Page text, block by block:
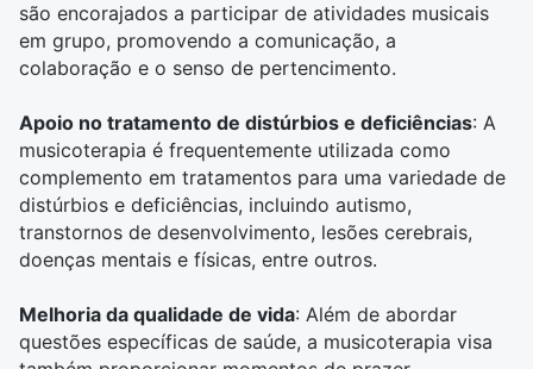
são encorajados a participar de atividades musicais
em grupo, promovendo a comunicação, a
colaboração e o senso de pertencimento.
Apoio no tratamento de distúrbios e deficiências: A
musicoterapia é frequentemente utilizada como
complemento em tratamentos para uma variedade de
distúrbios e deficiências, incluindo autismo,
transtornos de desenvolvimento, lesões cerebrais,
doenças mentais e físicas, entre outros.
Melhoria da qualidade de vida: Além de abordar
questões específicas de saúde, a musicoterapia visa